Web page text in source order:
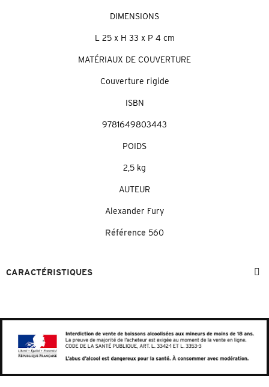
DIMENSIONS
L 25 x H 33 x P 4 cm
MATÉRIAUX DE COUVERTURE
Couverture rigide
ISBN
9781649803443
POIDS
2,5 kg
AUTEUR
Alexander Fury
Référence 560
CARACTÉRISTIQUES